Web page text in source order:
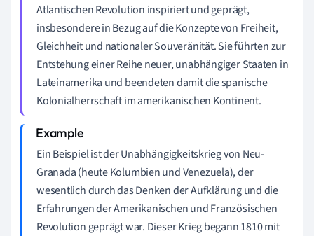
Atlantischen Revolution inspiriert und geprägt,
insbesondere in Bezug auf die Konzepte von Freiheit,
Gleichheit und nationaler Souveränität. Sie führten zur
Entstehung einer Reihe neuer, unabhängiger Staaten in
Lateinamerika und beendeten damit die spanische
Kolonialherrschaft im amerikanischen Kontinent.
Ein Beispiel ist der Unabhängigkeitskrieg von Neu-
Granada (heute Kolumbien und Venezuela), der
wesentlich durch das Denken der Aufklärung und die
Erfahrungen der Amerikanischen und Französischen
Revolution geprägt war. Dieser Krieg begann 1810 mit